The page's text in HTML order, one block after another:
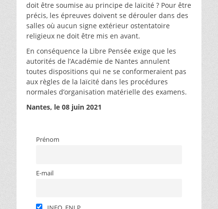
doit être soumise au principe de laïcité ? Pour être
précis, les épreuves doivent se dérouler dans des
salles où aucun signe extérieur ostentatoire
religieux ne doit être mis en avant.
En conséquence la Libre Pensée exige que les
autorités de l’Académie de Nantes annulent
toutes dispositions qui ne se conformeraient pas
aux règles de la laïcité dans les procédures
normales d’organisation matérielle des examens.
Nantes, le 08 juin 2021
Prénom
E-mail